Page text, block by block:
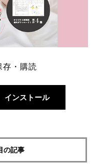
存・購読
インストール
の記事